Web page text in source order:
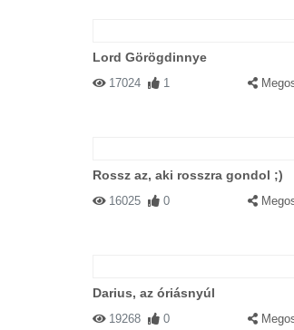
Lord Görögdinnye
17024 1
Rossz az, aki rosszra gondol ;)
16025 0
Darius, az óriásnyúl
19268 0